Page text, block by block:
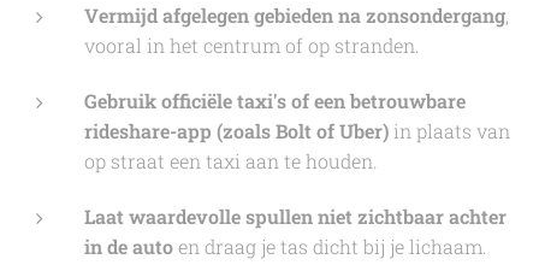
Vermijd afgelegen gebieden na zonsondergang,
vooral in het centrum of op stranden.
Gebruik officiële taxi's of een betrouwbare
rideshare-app (zoals Bolt of Uber) in plaats van
op straat een taxi aan te houden.
Laat waardevolle spullen niet zichtbaar achter
in de autoen draag je tas dicht bij je lichaam.